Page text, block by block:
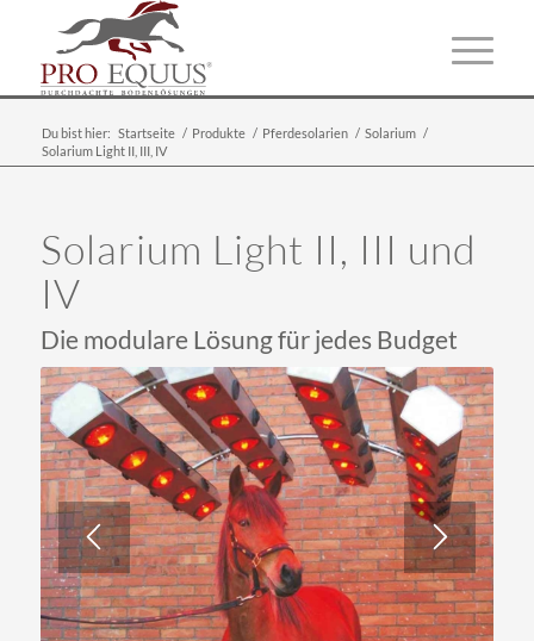
Du bist hier: Startseite / Produkte / Pferdesolarien / Solarium /
Solarium Light II, III, IV
Solarium Light II, III und
IV
Die modulare Lösung für jedes Budget